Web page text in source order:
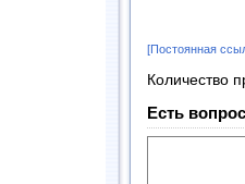
[Постоянная
Количество
Есть